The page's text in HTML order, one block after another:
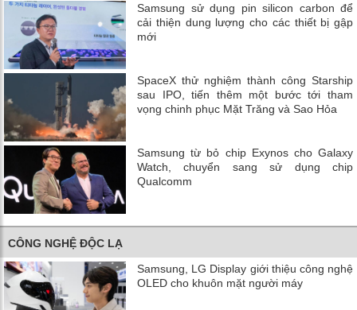
Samsung sử dụng pin silicon carbon để
cải thiện dung lượng cho các thiết bị gập
mới
SpaceX thử nghiệm thành công Starship
sau IPO, tiến thêm một bước tới tham
vọng chinh phục Mặt Trăng và Sao Hỏa
Samsung từ bỏ chip Exynos cho Galaxy
Watch, chuyển sang sử dụng chip
Qualcomm
CÔNG NGHỆ ĐỘC LẠ
Samsung, LG Display giới thiệu công nghệ
OLED cho khuôn mặt người máy